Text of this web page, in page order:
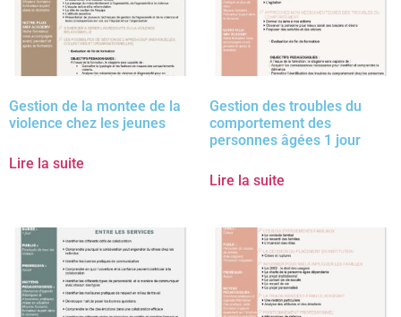
Gestion de la montee de la
violence chez les jeunes
Lire la suite
Gestion des troubles du
comportement des
personnes âgées 1 jour
Lire la suite